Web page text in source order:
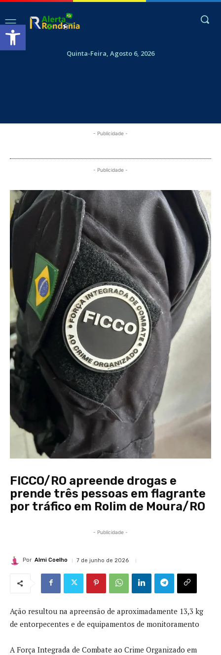
Abrir a barra de ferramentas
Quinta-Feira, Agosto 6, 2026
- Publicidade -
- Publicidade -
FICCO/RO apreende drogas e
prende três pessoas em flagrante
por tráfico em Rolim de Moura/RO
- Publicidade -
Por Almi Coelho 7 de junho de 2026
Ação resultou na apreensão de aproximadamente 13,3 kg
de entorpecentes e de equipamentos de monitoramento
A Força Integrada de Combate ao Crime Organizado em